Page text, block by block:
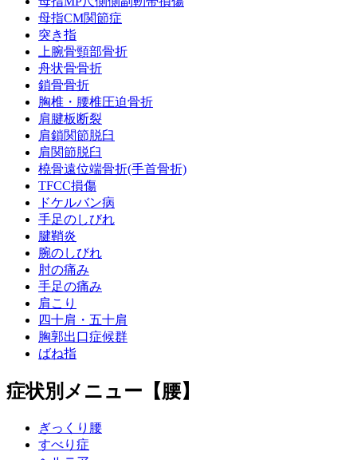
母指CM関節症
突き指
上腕骨頸部骨折
舟状骨骨折
鎖骨骨折
胸椎・腰椎圧迫骨折
肩腱板断裂
肩鎖関節脱臼
肩関節脱臼
橈骨遠位端骨折(手首骨折)
TFCC損傷
ドケルバン病
手足のしびれ
腱鞘炎
腕のしびれ
肘の痛み
手足の痛み
肩こり
四十肩・五十肩
胸郭出口症候群
ばね指
症状別メニュー【腰】
ぎっくり腰
すべり症